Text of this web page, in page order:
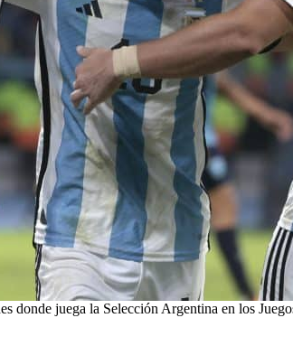
donde juega la Selección Argentina en los